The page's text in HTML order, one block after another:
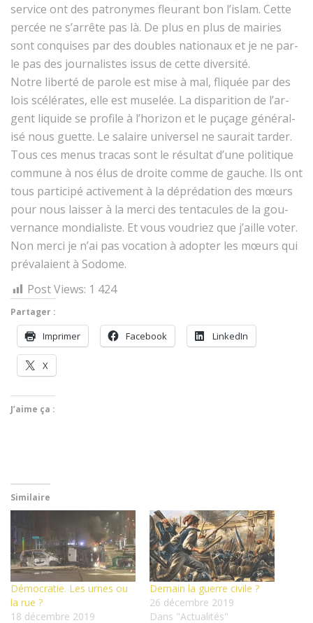
ser­vice ont des patronymes fleu­rant bon l’is­lam. Cette
per­cée ne s’ar­rête pas là. De plus en plus de mairies
sont con­quis­es par des dou­bles nationaux et je ne par­
le pas des jour­nal­istes issus de cette diversité.
Notre lib­erté de parole est mise à mal, fliquée par des
lois scélérates, elle est muselée. La dis­pari­tion de l’ar­
gent liq­uide se pro­file à l’hori­zon et le puçage général­
isé nous guette. Le salaire uni­versel ne saurait tarder.
Tous ces menus tra­cas sont le résul­tat d’une poli­tique
com­mune à nos élus de droite comme de gauche. Ils ont
tous par­ticipé active­ment à la dépré­da­tion des mœurs
pour nous laiss­er à la mer­ci des ten­tac­ules de la gou­
ver­nance mon­di­al­iste. Et vous voudriez que j’aille vot­er.
Non mer­ci je n’ai pas voca­tion à adopter les mœurs qui
pré­valaient à Sodome.
Post Views: 1 424
Partager :
Imprimer Face­book LinkedIn
X
J’aime ça :
Similaire
Démocratie. Les urnes ou
la rue ?
18 décembre 2019
Demain la guerre civile ?
26 décembre 2019
Dans "Actualités"